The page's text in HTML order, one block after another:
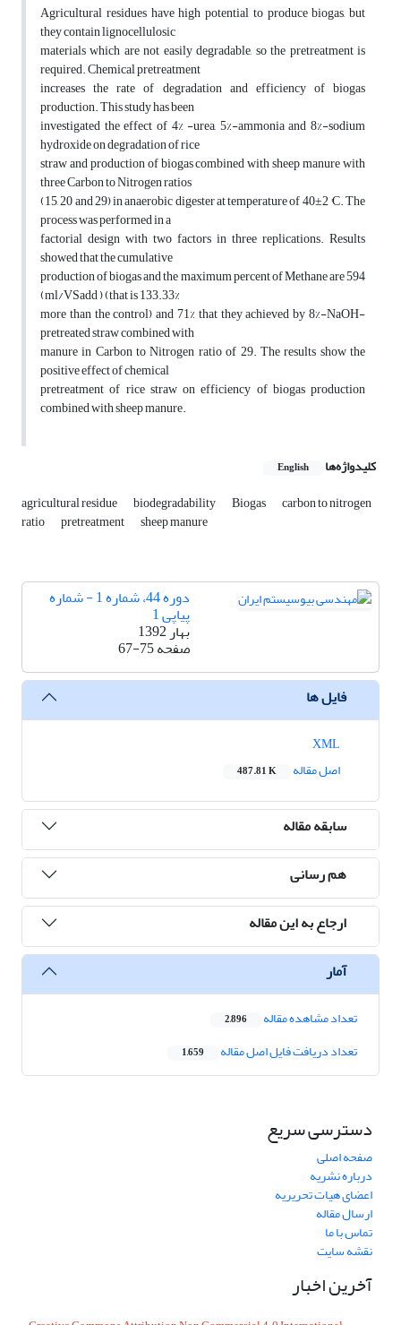
Agricultural residues have high potential to produce biogas, but
they contain lignocellulosic
materials which are not easily degradable, so the pretreatment is
required. Chemical pretreatment
increases the rate of degradation and efficiency of biogas
production. This study has been
investigated the effect of 4% -urea, 5%-ammonia and 8%-sodium
hydroxide on degradation of rice
straw and production of biogas combined with sheep manure with
three Carbon to Nitrogen ratios
(15, 20 and 29) in anaerobic digester at temperature of 40±2 °C. The
process was performed in a
factorial design with two factors in three replications. Results
showed that the cumulative
production of biogas and the maximum percent of Methane are 594
(ml/VSadd ) (that is 133.33%
more than the control) and 71% that they achieved by 8%-NaOH-
pretreated straw combined with
manure in Carbon to Nitrogen ratio of 29. The results show the
positive effect of chemical
pretreatment of rice straw on efficiency of biogas production
combined with sheep manure.
کلیدواژه‌ها English
agricultural residue biodegradability Biogas carbon to nitrogen
ratio pretreatment sheep manure
دوره 44، شماره 1 - شماره
پیاپی 1
بهار 1392
صفحه67-75
فایل ها
اصل مقاله
487.81 K
سابقه مقاله
هم رسانی
ارجاع به این مقاله
آمار
تعداد مشاهده مقاله 2,896
تعداد دریافت فایل اصل مقاله 1,659
دسترسی سریع
صفحه اصلی
درباره نشریه
اعضای هیات تحریریه
ارسال مقاله
تماس با ما
نقشه سایت
آخرین اخبار